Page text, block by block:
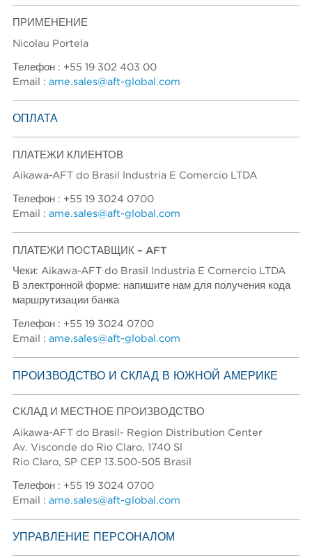
ПРИМЕНЕНИЕ
Nicolau Portela
Телефон : +55 19 302 403 00
Email :ame.sales@aft-global.com
ОПЛАТА
ПЛАТЕЖИ КЛИЕНТОВ
Aikawa-AFT do Brasil Industria E Comercio LTDA
Телефон : +55 19 3024 0700
Email :ame.sales@aft-global.com
ПЛАТЕЖИ ПОСТАВЩИК – AFT
Чеки: Aikawa-AFT do Brasil Industria E Comercio LTDA
В электронной форме: напишите нам для получения кода
маршрутизации банка
Телефон : +55 19 3024 0700
Email :ame.sales@aft-global.com
ПРОИЗВОДСТВО И СКЛАД В ЮЖНОЙ АМЕРИКЕ
СКЛАД И МЕСТНОЕ ПРОИЗВОДСТВО
Aikawa-AFT do Brasil- Region Distribution Center
Av. Visconde do Rio Claro, 1740 Sl
Rio Claro, SP CEP 13.500-505 Brasil
Телефон : +55 19 3024 0700
Email :ame.sales@aft-global.com
УПРАВЛЕНИЕ ПЕРСОНАЛОМ